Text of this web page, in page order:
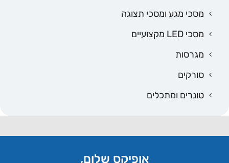
מסכי מגע ומסכי תצוגה
מסכי LED מקצועיים
מגרסות
סורקים
טונרים ומתכלים
אופיקס שלום,